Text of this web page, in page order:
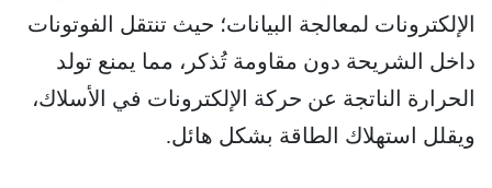
الإلكترونات لمعالجة البيانات؛ حيث تنتقل الفوتونات
داخل الشريحة دون مقاومة تُذكر، مما يمنع تولد
الحرارة الناتجة عن حركة الإلكترونات في الأسلاك،
ويقلل استهلاك الطاقة بشكل هائل.